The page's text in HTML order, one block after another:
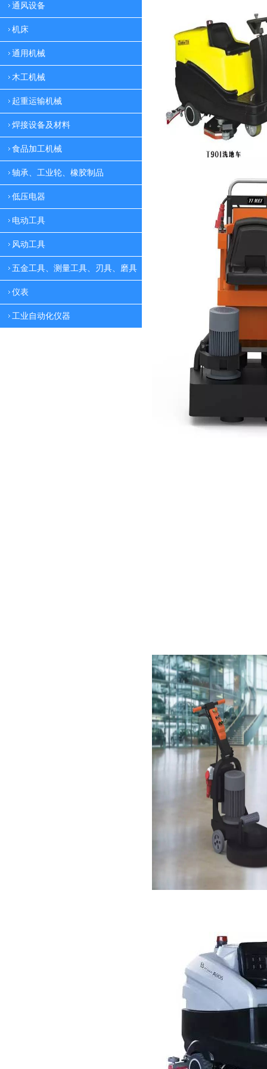
通风设备
机床
通用机械
木工机械
起重运输机械
焊接设备及材料
食品加工机械
轴承、工业轮、橡胶制品
低压电器
电动工具
风动工具
五金工具、测量工具、刃具、磨具
仪表
工业自动化仪器